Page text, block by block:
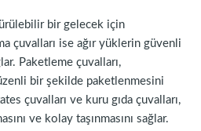
bir gelecek için
çuvalları ise ağır yüklerin güvenli
Paketleme çuvalları,
bir şekilde paketlenmesini
çuvalları ve kuru gıda çuvalları,
ve kolay taşınmasını sağlar.